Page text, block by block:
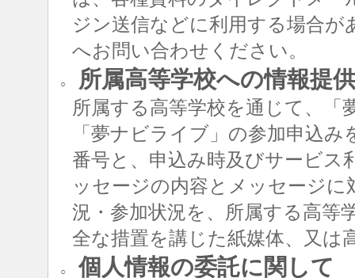
ジン送信などに利用する場合
へお問い合わせください。
○ 所属高等学校への情報提
所属する高等学校を通じて、「
「夢ナビライブ」の参加申込
番号と、申込み時及びサービス
ッセージの内容とメッセージ
況・参加状況を、所属する高等
全な措置を講じた紙媒体、又は
○ 個人情報の委託に関して